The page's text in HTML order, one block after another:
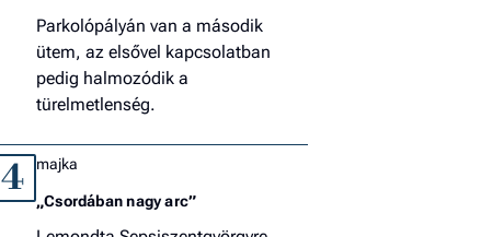
Parkolópályán van a második
ütem, az elsővel kapcsolatban
pedig halmozódik a
türelmetlenség.
4 majka
„Csordában nagy arc”